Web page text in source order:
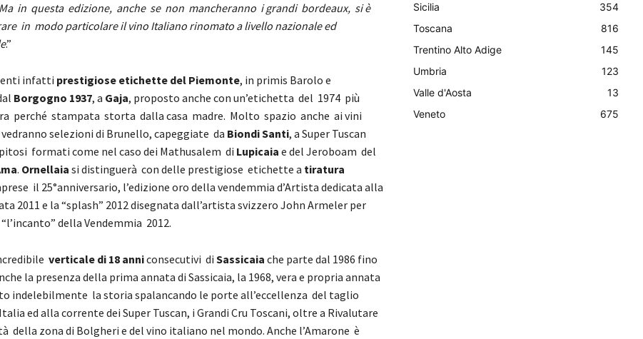
in questa edizione, anche se non mancheranno i grandi bordeaux, si è
in modo particolare il vino Italiano rinomato a livello nazionale ed
.”
infatti prestigiose etichette del Piemonte, in primis Barolo e
Borgogno 1937, a Gaja, proposto anche con un’etichetta del 1974 più
perché stampata storta dalla casa madre. Molto spazio anche ai vini
selezioni di Brunello, capeggiate da Biondi Santi, a Super Tuscan
formati come nel caso dei Mathusalem di Lupicaia e del Jeroboam del
. Ornellaia si distinguerà con delle prestigiose etichette a tiratura
il 25°anniversario, l’edizione oro della vendemmia d’Artista dedicata alla
2011 e la “splash” 2012 disegnata dall’artista svizzero John Armeler per
della Vendemmia 2012.
verticale di 18 anniconsecutivi di Sassicaia che parte dal 1986 fino
la presenza della prima annata di Sassicaia, la 1968, vera e propria annata
indelebilmente la storia spalancando le porte all’eccellenza del taglio
ed alla corrente dei Super Tuscan, i Grandi Cru Toscani, oltre a Rivalutare
della zona di Bolgheri e del vino italiano nel mondo. Anche l’Amarone è
Sicilia
354
Toscana
816
Trentino Alto Adige
145
Umbria
123
Valle d'Aosta
13
Veneto
675